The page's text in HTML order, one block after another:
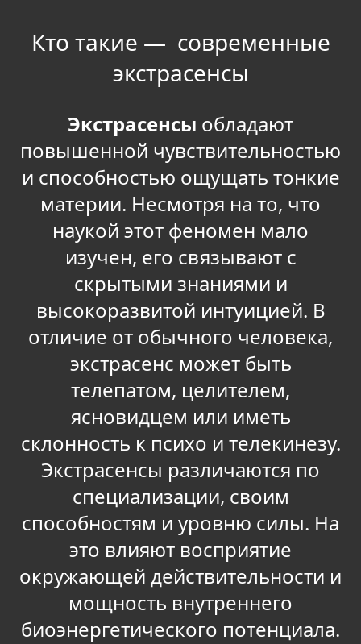
Кто такие — современные
экстрасенсы
Экстрасенсы обладают
повышенной чувствительностью
и способностью ощущать тонкие
материи. Несмотря на то, что
наукой этот феномен мало
изучен, его связывают с
скрытыми знаниями и
высокоразвитой интуицией. В
отличие от обычного человека,
экстрасенс может быть
телепатом, целителем,
ясновидцем или иметь
склонность к психо и телекинезу.
Экстрасенсы различаются по
специализации, своим
способностям и уровню силы. На
это влияют восприятие
окружающей действительности и
мощность внутреннего
биоэнергетического потенциала.